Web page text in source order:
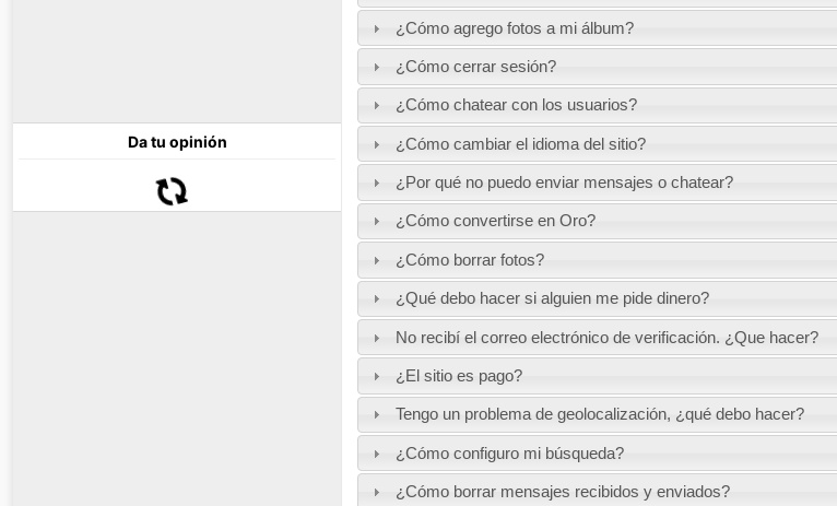
Da tu opinión
¿Cómo agrego fotos a mi álbum?
¿Cómo cerrar sesión?
¿Cómo chatear con los usuarios?
¿Cómo cambiar el idioma del sitio?
¿Por qué no puedo enviar mensajes o chatear?
¿Cómo convertirse en Oro?
¿Cómo borrar fotos?
¿Qué debo hacer si alguien me pide dinero?
No recibí el correo electrónico de verificación. ¿Que hacer?
¿El sitio es pago?
Tengo un problema de geolocalización, ¿qué debo hacer?
¿Cómo configuro mi búsqueda?
¿Cómo borrar mensajes recibidos y enviados?